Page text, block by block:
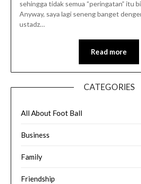
sehingga tidak semua “peringatan” itu
Anyway, saya lagi seneng banget
ustadz…
Read more
CATEGORIES
All About Foot Ball
Business
Family
Friendship